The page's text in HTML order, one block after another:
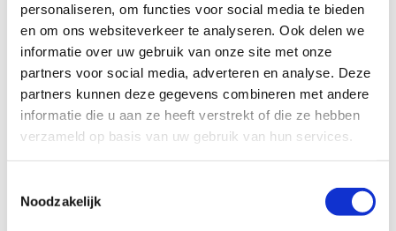
personaliseren, om functies voor social media te bieden
en om ons websiteverkeer te analyseren. Ook delen we
informatie over uw gebruik van onze site met onze
partners voor social media, adverteren en analyse. Deze
partners kunnen deze gegevens combineren met andere
informatie die u aan ze heeft verstrekt of die ze hebben
verzameld op basis van uw gebruik van hun services.
Noodzakelijk
vaste personeel van de twee centra zal
slag kunnen in een ander centrum van Sport
. We zetten alles op alles om deze
overgang zo
menselijk en respectvol
mogelijk te
laten verlopen.
‘De keuze om te stoppen met de uitbating van deze twee
centra is ingegeven door de aanzienlijke aanpassingen die
ze nodig hadden om te voldoen aan de toekomstige
kwaliteitsstandaarden’, zegt